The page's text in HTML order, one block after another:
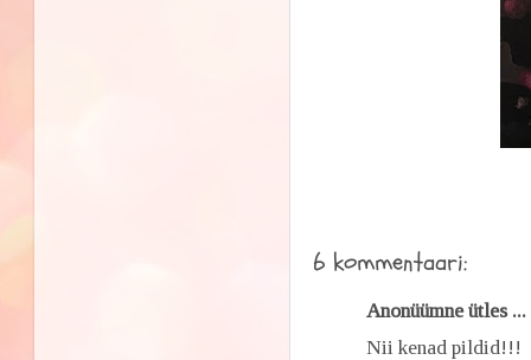
6 kommentaari:
Anonüümne ütles ...
Nii kenad pildid!!!